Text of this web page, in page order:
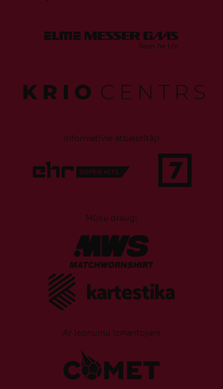
Informatīvie atbalstītāji
Mūsu draugi
Ar lepnumu izmantojam